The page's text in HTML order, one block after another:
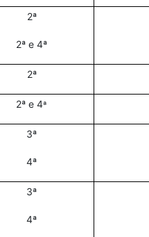
2ª
2ª e 4ª
2ª
2ª e 4ª
3ª
4ª
3ª
4ª